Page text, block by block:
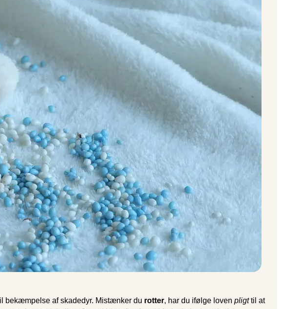
bekæmpelse af skadedyr. Mistænker du rotter, har du ifølge loven pligttil at